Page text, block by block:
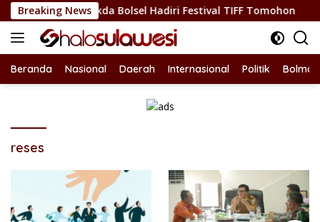
Langsung
ke
konten
Breaking News
Sekda Bolsel Hadiri Festival TIFF Tomohon
Beranda Nasional Daerah Internasional Politik
reses